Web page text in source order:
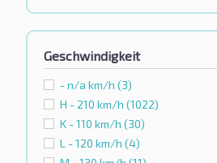
Geschwindigkeit
- n/a km/h (3)
H - 210 km/h (1022)
K - 110 km/h (30)
L - 120 km/h (4)